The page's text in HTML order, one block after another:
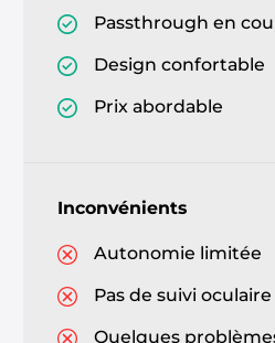
Passthrough en
Design confortable
Prix abordable
Inconvénients
Autonomie limitée
Pas de suivi oculaire
Quelques